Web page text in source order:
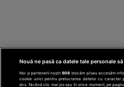
Nouă ne pasă ca datele tale personale
Noi și partenerii noștri606 stocăm și/sau accesăm
cookie unici pentru prelucrarea datelor cu caracter
dvs. făcând clic mai jos sau în orice moment, pe